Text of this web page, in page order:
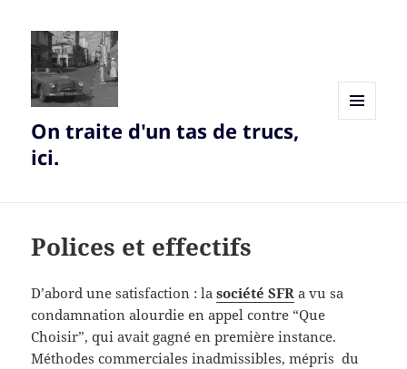
On traite d'un tas de trucs,
ici.
Polices et effectifs
D’abord une satisfaction : lasociété SFR a vu sa
condamnation alourdie en appel contre “Que
Choisir”, qui avait gagné en première instance.
Méthodes commerciales inadmissibles, mépris du